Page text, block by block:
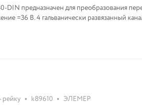
предназначен для преобразования
=36 В. 4 гальванически развязанный
рейку • k89610 • ЭЛЕМЕР